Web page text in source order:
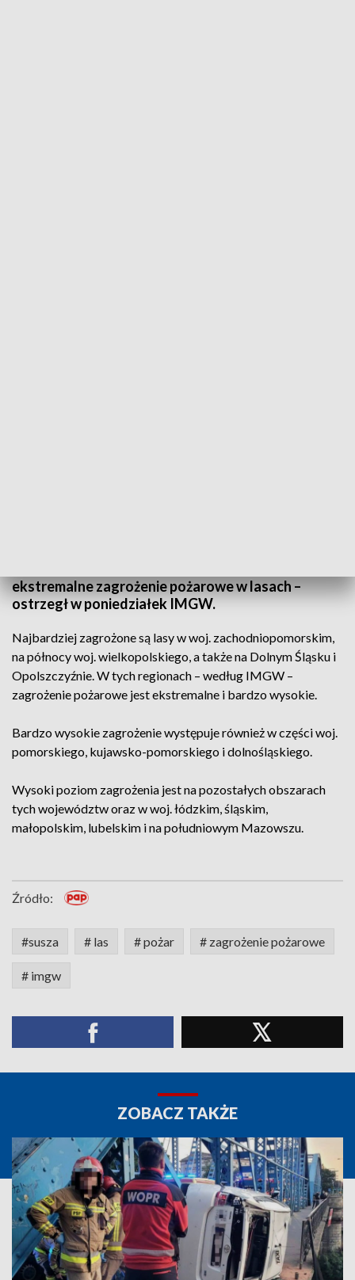
ekstremalne zagrożenie pożarowe w lasach –
ostrzegł w poniedziałek IMGW.
Najbardziej zagrożone są lasy w woj. zachodniopomorskim,
na północy woj. wielkopolskiego, a także na Dolnym Śląsku i
Opolszczyźnie. W tych regionach – według IMGW –
zagrożenie pożarowe jest ekstremalne i bardzo wysokie.
Bardzo wysokie zagrożenie występuje również w części woj.
pomorskiego, kujawsko-pomorskiego i dolnośląskiego.
Wysoki poziom zagrożenia jest na pozostałych obszarach
tych województw oraz w woj. łódzkim, śląskim,
małopolskim, lubelskim i na południowym Mazowszu.
Źródło:
#susza # las # pożar # zagrożenie pożarowe
# imgw
ZOBACZ TAKŻE